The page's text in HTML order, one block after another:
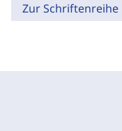
Zur Schriftenreihe